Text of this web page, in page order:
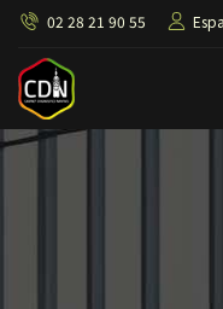
02 28 21 90 55